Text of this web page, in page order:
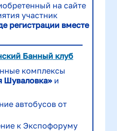
на сайте
участник
регистрации вместе
Банный клуб
комплексы
Шуваловка» и
автобусов от
к Экспофоруму